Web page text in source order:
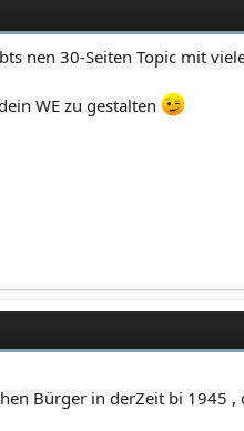
nen 30-Seiten Topic mit
WE zu gestalten
Bürger in derZeit bi